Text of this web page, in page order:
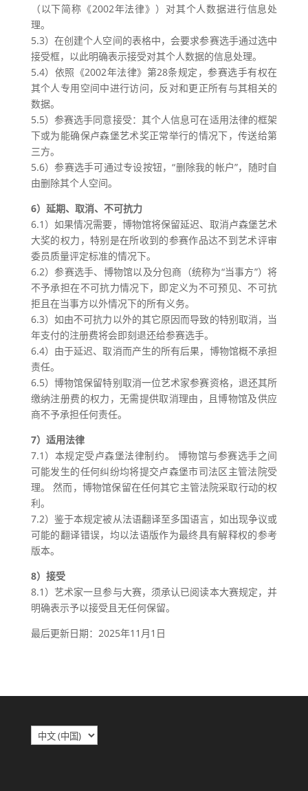
（以下简称《2002年法律》）对其个人数据进行信息处
理。
5.3）在创建个人空间的表格中，会要求参赛选手通过选中
接受框，以此明确表示接受对其个人数据的信息处理。
5.4）依照《2002年法律》第28条规定，参赛选手有权在
其个人专用空间中进行访问，反对和更正所有与其相关的
数据。
5.5）参赛选手同意接受：其个人信息可在适用法律的框架
下或为能确保卢森堡艺术奖正常举行的情况下，传送给第
三方。
5.6）参赛选手可通过专设按钮，“删除我的帐户”，随时自
由删除其个人空间。
6）延期、取消、不可抗力
6.1）如果情况需要，博物馆将保留延迟、取消卢森堡艺术
大奖的权力，特别是在所收到的参赛作品达不到艺术评审
委员质量评定标准的情况下。
6.2）参赛选手、博物馆以及分包商（统称为“当事方”）将
不予承担在不可抗力情况下，即定义为不可预见、不可抗
拒且在当事方以外情况下的所有义务。
6.3）如由不可抗力以外的其它原因而导致的特别取消，当
年支付的注册费将会即刻退还给参赛选手。
6.4）由于延迟、取消而产生的所有后果，博物馆概不承担
责任。
6.5）博物馆保留特别取消一位艺术家参赛资格，退还其所
缴纳注册费的权力，无需提供取消理由，且博物馆及供应
商不予承担任何责任。
7）适用法律
7.1）本规定受卢森堡法律制约。 博物馆与参赛选手之间
可能发生的任何纠纷均将提交卢森堡市司法区主管法院受
理。 然而，博物馆保留在任何其它主管法院采取行动的权
利。
7.2）鉴于本规定被从法语翻译至多国语言，如出现争议或
可能的翻译错误，均以法语版作为最终具有解释权的参考
版本。
8）接受
8.1）艺术家一旦参与大赛，须承认已阅读本大赛规定，并
明确表示予以接受且无任何保留。
最后更新日期：2025年11月1日
选
择